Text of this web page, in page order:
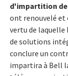
d'impartition de
ont renouvelé
vertu de
de solutions
conclure un
impartira à Bell